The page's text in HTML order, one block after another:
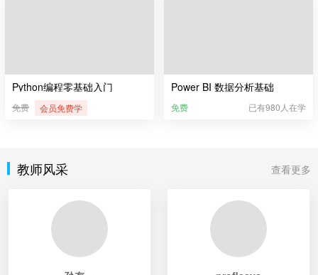
Python编程零基础入门
免费 会员免费学
Power BI 数据分析基础
免费 已有980人在学
教师风采 查看更多